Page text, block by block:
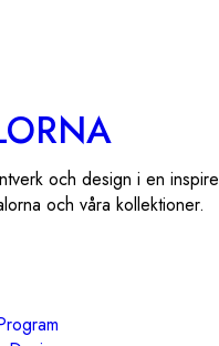
och design i en
och våra kollektioner.